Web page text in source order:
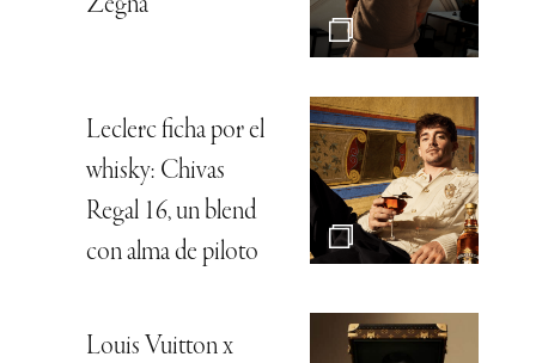
Zegna
Leclerc ficha por el
whisky: Chivas
Regal 16, un blend
con alma de piloto
Louis Vuitton x